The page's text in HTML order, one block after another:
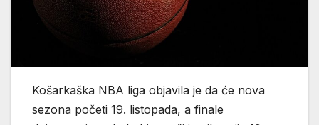
Košarkaška NBA liga objavila je da će nova
sezona početi 19. listopada, a finale